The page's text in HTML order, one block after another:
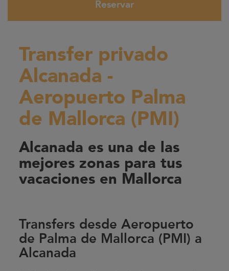
Reservar
Transfer privado
Alcanada -
Aeropuerto Palma
de Mallorca (PMI)
Alcanada es una de las
mejores zonas para tus
vacaciones en Mallorca
Transfers desde Aeropuerto
de Palma de Mallorca (PMI) a
Alcanada